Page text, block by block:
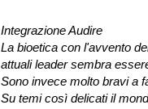
Integrazione Audire
La bioetica con l'avvento
attuali leader sembra
Sono invece molto bravi a
Su temi così delicati il